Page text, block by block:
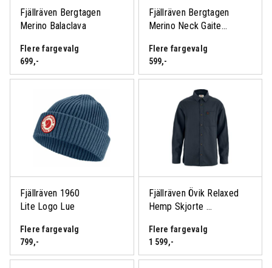
Fjällräven Bergtagen
Merino Balaclava
Flere fargevalg
699,-
Fjällräven Bergtagen
Merino Neck Gaite...
Flere fargevalg
599,-
Fjällräven 1960
Lite Logo Lue
Flere fargevalg
799,-
Fjällräven Övik Relaxed
Hemp Skjorte ...
Flere fargevalg
1 599,-